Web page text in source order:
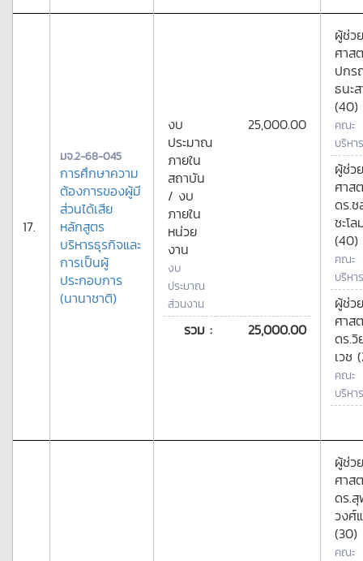
17.
มจ.2-68-045
การศึกษาความ
ต้องการของผู้มี
ส่วนได้เสีย
หลักสูตร
บริหารธุรกิจและ
การเป็นผู้
ประกอบการ
(นานาชาติ)
งบ
ประมาณ
ภายใน
สถาบัน
/ งบ
ภายใน
หน่วย
งาน
งบ
ประมาณ
ส่วนงาน
25,000.00
รวม : 25,000.00
ผู้ช่วย
ศาส
ปก
ธนะ
(40)
คณะ
บริหา
ผู้ช่วย
ศาส
ดร.ช
ชะโ
(40)
คณะ
บริหา
ผู้ช่วย
ศาส
ดร.วิ
เวช
คณะ
บริหา
ผู้ช่วย
ศาส
ดร.
วงศ์
(30)
คณะ